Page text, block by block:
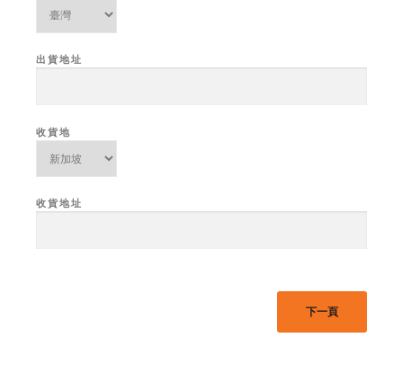
出貨地址
收貨地
收貨地址
下一頁